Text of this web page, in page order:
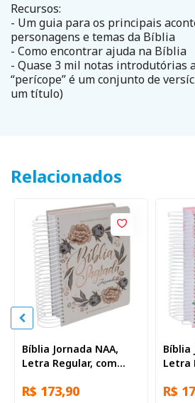
Recursos:
- Um guia para os principais
personagens e temas da Bíblia
- Como encontrar ajuda na Bíblia
- Quase 3 mil notas introdutórias
“perícope” é um conjunto de
um título)
Relacionados
Bíblia Jornada NAA,
Letra Regular, com
Floral
R$ 173,90
Bíblia
Letra
Rosa
R$